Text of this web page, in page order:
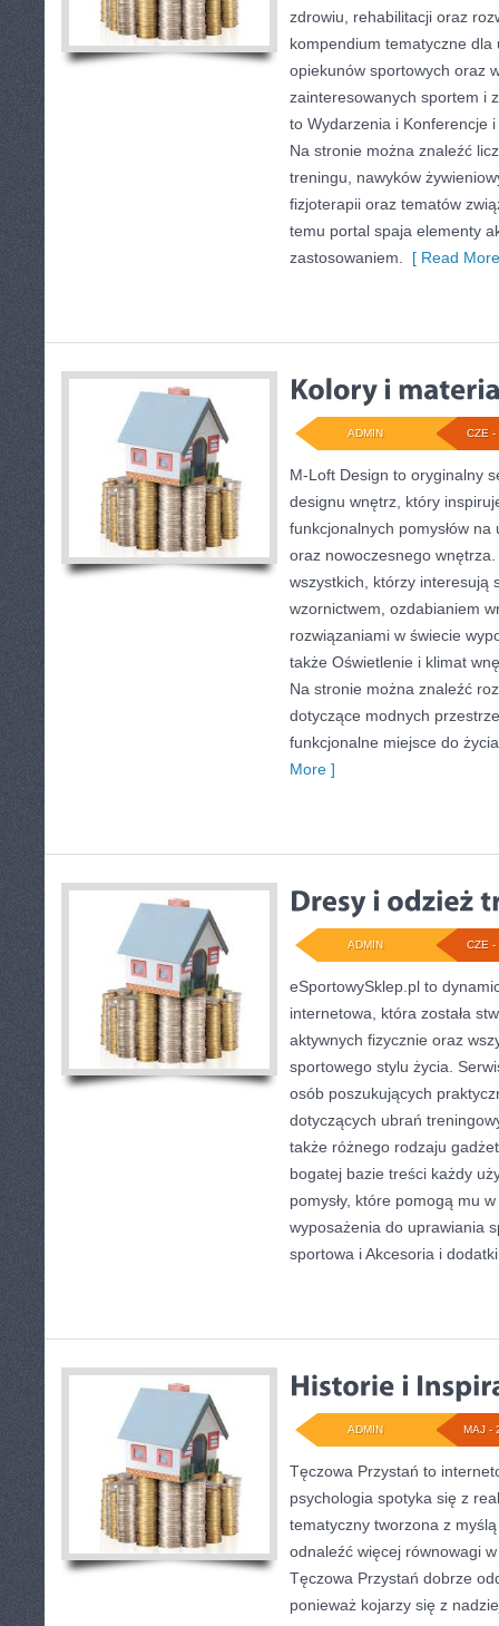
zdrowiu, rehabilitacji oraz
kompendium tematyczne dla
opiekunów sportowych oraz
zainteresowanych sportem i
to Wydarzenia i Konferencje
Na stronie można znaleźć
treningu, nawyków
fizjoterapii oraz tematów
temu portal spaja elementy
zastosowaniem.
[ Read
CZE -
ADMIN
M-Loft Design to oryginalny
designu wnętrz, który
funkcjonalnych pomysłów
oraz nowoczesnego
wszystkich, którzy interesują
wzornictwem, ozdabianiem
rozwiązaniami w świecie
także Oświetlenie i klimat
Na stronie można znaleźć
dotyczące modnych
funkcjonalne miejsce do
More ]
CZE -
ADMIN
eSportowySklep.pl to
internetowa, która została
aktywnych fizycznie oraz
sportowego stylu życia.
osób poszukujących
dotyczących ubrań
także różnego rodzaju
bogatej bazie treści każdy
pomysły, które pomogą mu
wyposażenia do uprawiania
sportowa i Akcesoria i
MAJ -
ADMIN
Tęczowa Przystań to
psychologia spotyka się z
tematyczny tworzona z
odnaleźć więcej równowagi
Tęczowa Przystań dobrze
ponieważ kojarzy się z